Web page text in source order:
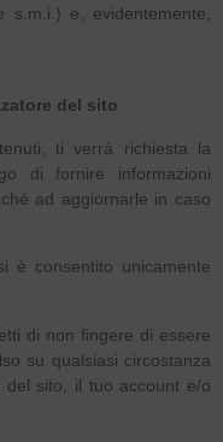
e, evidentemente,
del sito
ti verrà richiesta la
di fornire informazioni
ad aggiornarle in caso
è consentito unicamente
di non fingere di essere
su qualsiasi circostanza
sito, il tuo account e/o